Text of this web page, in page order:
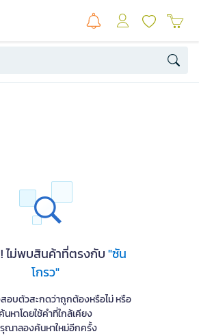
ไม่พบสินค้าที่ตรงกับ"ซัน
โกรว"
อบตัวสะกดว่าถูกต้องหรือไม่ หรือ
นหาโดยใช้คำที่ใกล้เคียง
ณาลองค้นหาใหม่อีกครั้ง